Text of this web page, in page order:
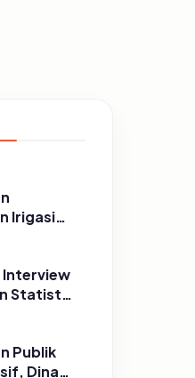
Irigasi
Interview
Statistik
Publik
Dinas